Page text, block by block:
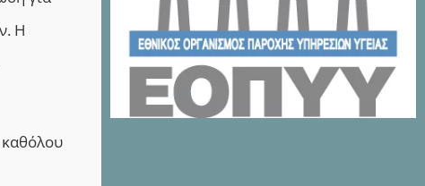
Η
καθόλου